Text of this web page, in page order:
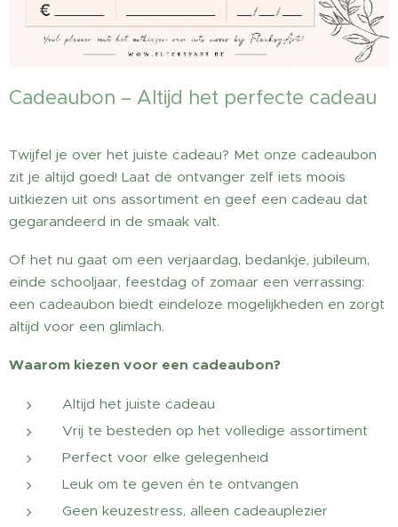
Cadeaubon – Altijd het perfecte cadeau
Twijfel je over het juiste cadeau? Met onze cadeaubon
zit je altijd goed! Laat de ontvanger zelf iets moois
uitkiezen uit ons assortiment en geef een cadeau dat
gegarandeerd in de smaak valt.
Of het nu gaat om een verjaardag, bedankje, jubileum,
einde schooljaar, feestdag of zomaar een verrassing:
een cadeaubon biedt eindeloze mogelijkheden en zorgt
altijd voor een glimlach.
Waarom kiezen voor een cadeaubon?
Altijd het juiste cadeau
Vrij te besteden op het volledige assortiment
Perfect voor elke gelegenheid
Leuk om te geven én te ontvangen
Geen keuzestress, alleen cadeauplezier